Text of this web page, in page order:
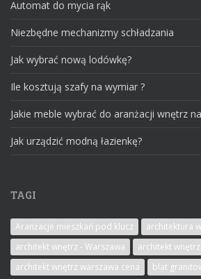
Automat do mycia rąk
Niezbędne mechanizmy schładzania
Jak wybrać nową lodówkę?
Ile kosztują szafy na wymiar ?
Jakie meble wybrać do aranżacji wnętrz
Jak urządzić modną łazienkę?
TAGI
Aranżacje mieszkań pod klucz
architektura
architekt wnętrz - Warszawa
architekt
architekt wnętrz warszawa cena
blat